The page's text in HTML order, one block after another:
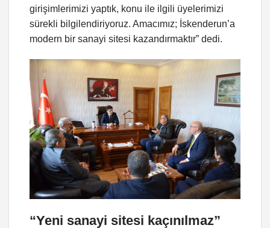
girişimlerimizi yaptık, konu ile ilgili üyelerimizi
sürekli bilgilendiriyoruz. Amacımız; İskenderun’a
modern bir sanayi sitesi kazandırmaktır” dedi.
“Yeni sanayi sitesi kaçınılmaz”